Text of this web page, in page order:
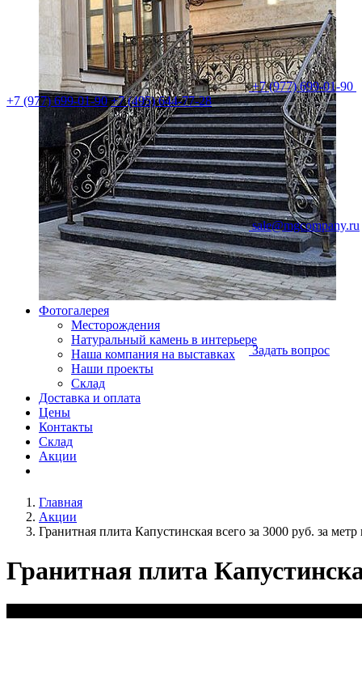
Фотогалерея
Месторождения
Натуральный камень в интерьере
Наша компания на выставках
Наши проекты
Склад
Доставка и оплата
Цены
Контакты
Склад
Акции
+7 (977) 699-01-90
+7 (977) 699-01-90 +7 (495) 644-77-28
sale@mgcompany.ru
Задать вопрос
Главная
Акции
Гранитная плита Капустинская всего за 3000 руб. за метр
Гранитная плита